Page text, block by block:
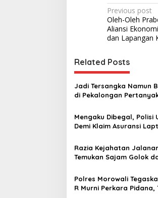
P
o
s
t
n
a
v
i
g
a
t
o
Previous post
Oleh-Oleh
Aliansi
dan Lapangan
Related Posts
Jadi Tersangka Namun
di Pekalongan
Mengaku Dibegal, Polisi
Demi Klaim Asuransi
Razia Kejahatan
Temukan Sajam Golok
Polres Morowali
R Murni Perkara